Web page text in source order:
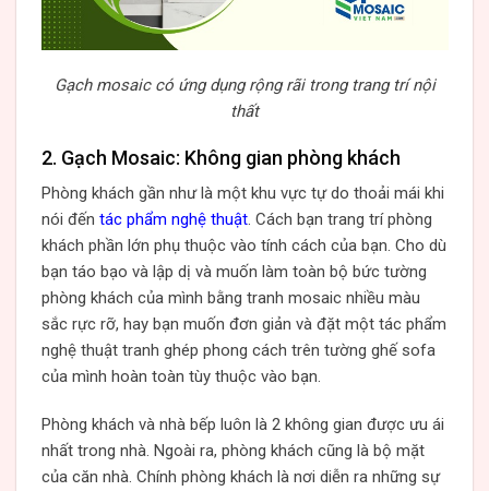
Gạch mosaic có ứng dụng rộng rãi trong trang trí nội
thất
2. Gạch Mosaic: Không gian phòng khách
Phòng khách gần như là một khu vực tự do thoải mái khi
nói đến tác phẩm nghệ thuật. Cách bạn trang trí phòng
khách phần lớn phụ thuộc vào tính cách của bạn. Cho dù
bạn táo bạo và lập dị và muốn làm toàn bộ bức tường
phòng khách của mình bằng tranh mosaic nhiều màu
sắc rực rỡ, hay bạn muốn đơn giản và đặt một tác phẩm
nghệ thuật tranh ghép phong cách trên tường ghế sofa
của mình hoàn toàn tùy thuộc vào bạn.
Phòng khách và nhà bếp luôn là 2 không gian được ưu ái
nhất trong nhà. Ngoài ra, phòng khách cũng là bộ mặt
của căn nhà. Chính phòng khách là nơi diễn ra những sự